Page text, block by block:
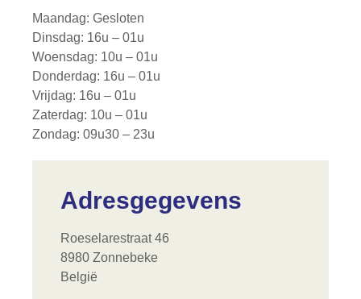
Maandag: Gesloten
Dinsdag: 16u – 01u
Woensdag: 10u – 01u
Donderdag: 16u – 01u
Vrijdag: 16u – 01u
Zaterdag: 10u – 01u
Zondag: 09u30 – 23u
Adresgegevens
Roeselarestraat 46
8980 Zonnebeke
België